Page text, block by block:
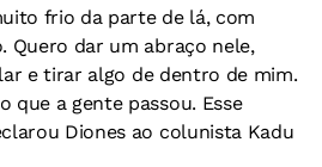
frio da parte de lá, com
Quero dar um abraço nele,
e tirar algo de dentro de mim.
que a gente passou. Esse
Diones ao colunista Kadu